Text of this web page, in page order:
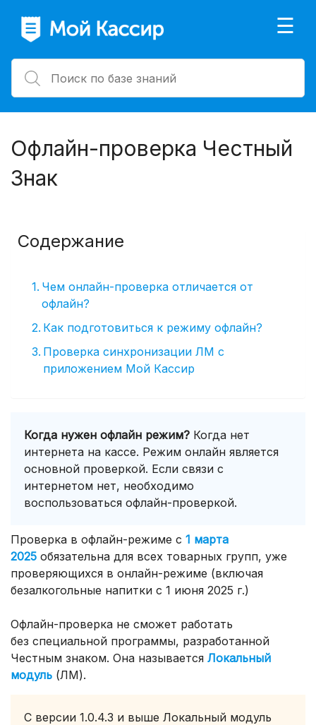
☰
×
Офлайн-проверка Честный
Знак
Содержание
Чем онлайн-проверка отличается от
офлайн?
Как подготовиться к режиму офлайн?
Проверка синхронизации ЛМ с
приложением Мой Кассир
Когда нужен офлайн режим? Когда нет
интернета на кассе. Режим онлайн является
основной проверкой. Если связи с
интернетом нет, необходимо
воспользоваться офлайн-проверкой.
Проверка в офлайн-режиме с 1 марта
2025 обязательна для всех товарных групп, уже
проверяющихся в онлайн-режиме (включая
безалкогольные напитки с 1 июня 2025 г.)
Офлайн-проверка не сможет работать
без специальной программы, разработанной
Честным знаком. Она называется Локальный
модуль (ЛМ).
С версии 1.0.4.3 и выше Локальный модуль